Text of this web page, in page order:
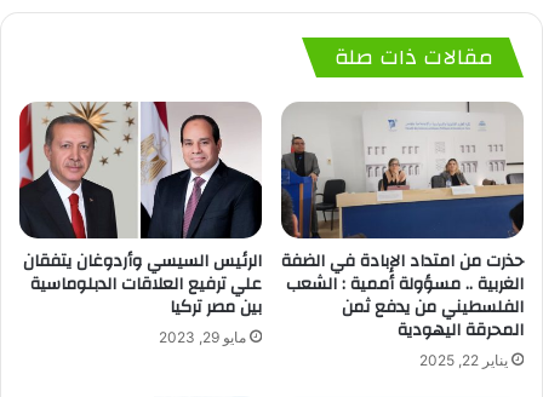
مقالات ذات صلة
حذرت من امتداد الإبادة في الضفة
الغربية .. مسؤولة أممية : الشعب
الفلسطيني من يدفع ثمن
المحرقة اليهودية
يناير 22, 2025
الرئيس السيسي وأردوغان يتفقان
علي ترفيع العلاقات الدبلوماسية
بين مصر تركيا
مايو 29, 2023